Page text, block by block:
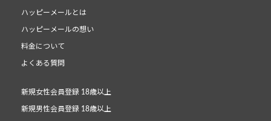
ハッピーメールとは
ハッピーメールの想い
料金について
よくある質問
新規女性会員登録 18歳以上
新規男性会員登録 18歳以上